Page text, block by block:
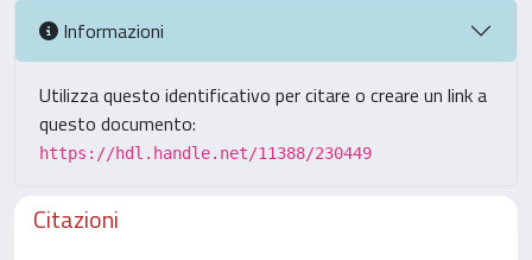
Informazioni
Utilizza questo identificativo per citare o creare un link a
questo documento:
https://hdl.handle.net/11388/230449
Citazioni